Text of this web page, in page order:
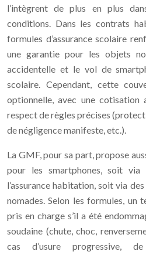
l’intègrent de plus en plus
conditions. Dans les contrats
formules d’assurance scolaire
une garantie pour les objets
accidentelle et le vol de
scolaire. Cependant, cette
optionnelle, avec une cotisation
respect de règles précises
de négligence manifeste, etc.).
La GMF, pour sa part, propose
pour les smartphones, soit via
l’assurance habitation, soit via
nomades. Selon les formules, un
pris en charge s’il a été
soudaine (chute, choc,
cas d’usure progressive,